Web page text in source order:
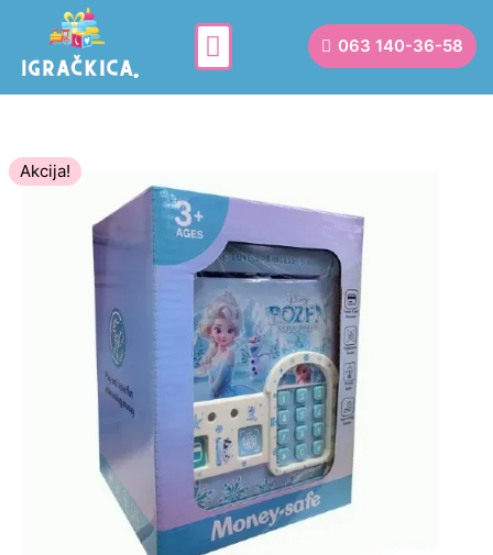
063 140-36-58
Akcija!